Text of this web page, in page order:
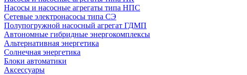
Насосы и насосные агрегаты типа НПС
Сетевые электронасосы типа СЭ
Полупогружной насосный агрегат ГДМП
Автономные гибридные энергокомплексы
Альтернативная энергетика
Солнечная энергетика
Блоки автоматики
Аксессуары